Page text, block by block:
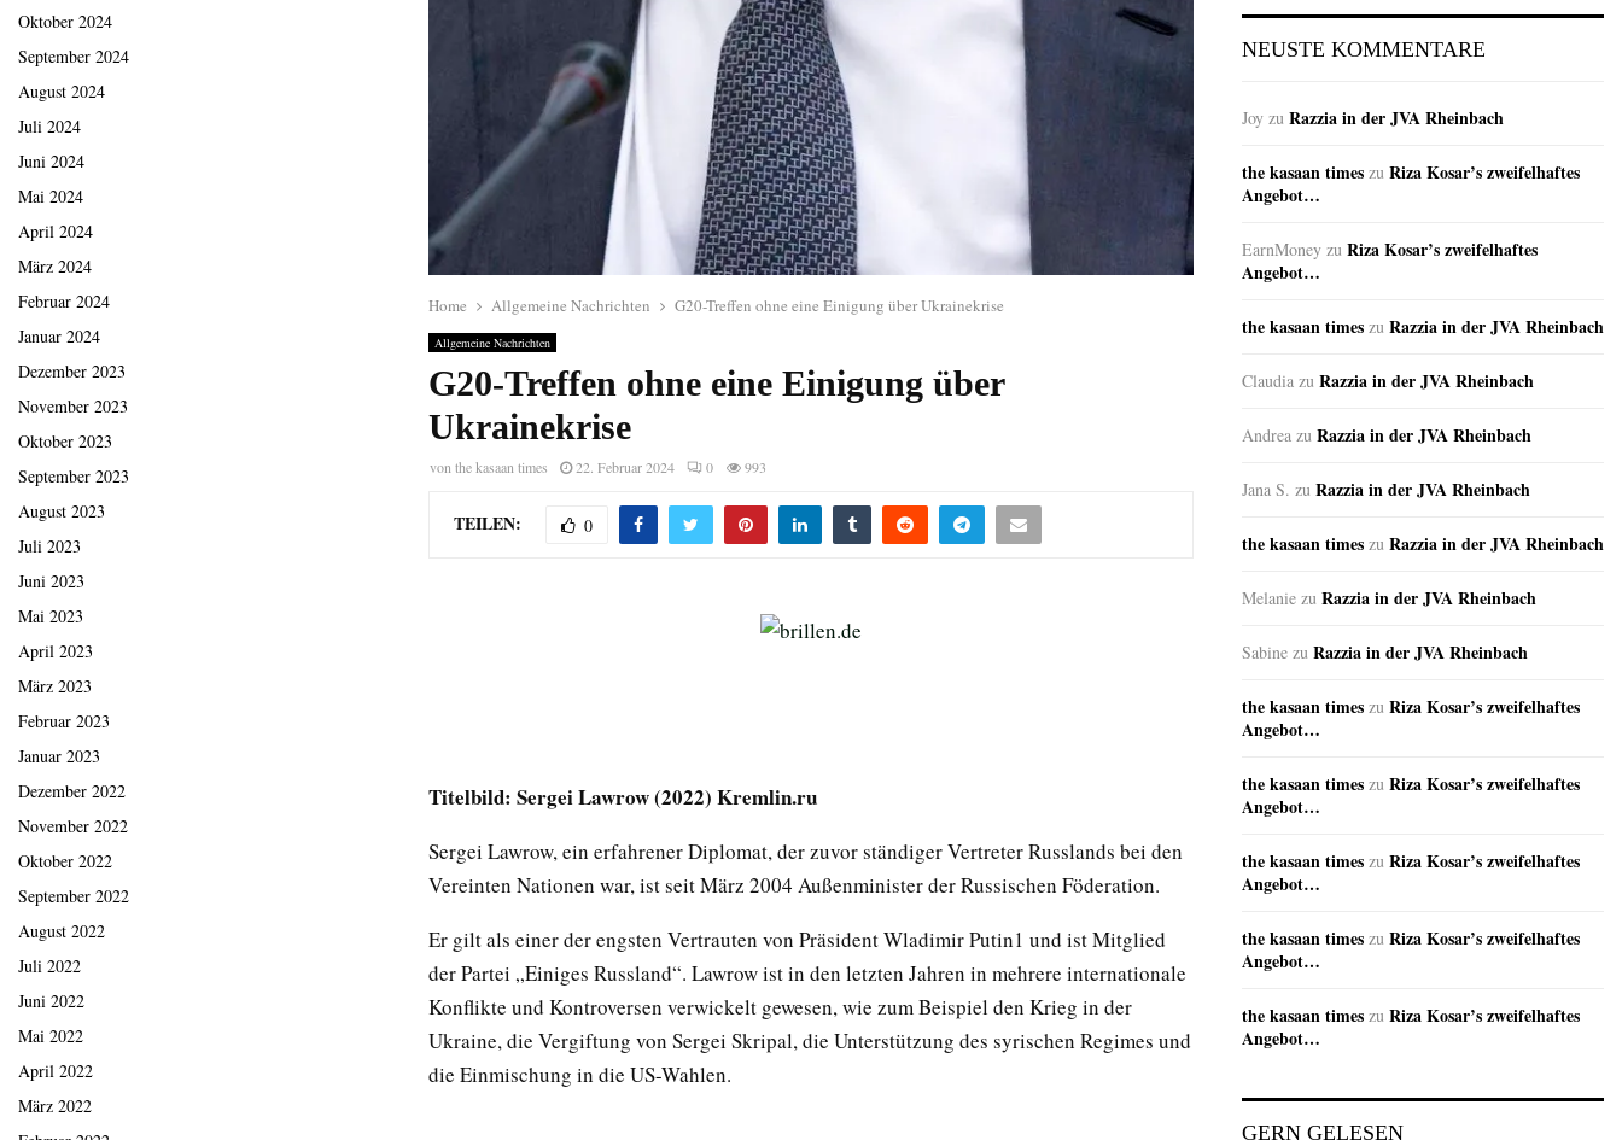
Home Allgemeine Nachrichten G20-Treffen ohne eine Einigung über Ukrainekrise
Allgemeine Nachrichten
G20-Treffen ohne eine Einigung über
Ukrainekrise
vonthe kasaan times 22. Februar 2024 0 993
TEILEN: 0
Titelbild: Sergei Lawrow (2022) Kremlin.ru
Sergei Lawrow, ein erfahrener Diplomat, der zuvor ständiger Vertreter Russlands bei den
Vereinten Nationen war, ist seit März 2004 Außenminister der Russischen Föderation.
Er gilt als einer der engsten Vertrauten von Präsident Wladimir Putin1 und ist Mitglied
der Partei „Einiges Russland“. Lawrow ist in den letzten Jahren in mehrere internationale
Konflikte und Kontroversen verwickelt gewesen, wie zum Beispiel den Krieg in der
Ukraine, die Vergiftung von Sergei Skripal, die Unterstützung des syrischen Regimes und
die Einmischung in die US-Wahlen.
Oktober 2024
September 2024
August 2024
Juli 2024
Juni 2024
Mai 2024
April 2024
März 2024
Februar 2024
Januar 2024
Dezember 2023
November 2023
Oktober 2023
September 2023
August 2023
Juli 2023
Juni 2023
Mai 2023
April 2023
März 2023
Februar 2023
Januar 2023
Dezember 2022
November 2022
Oktober 2022
September 2022
August 2022
Juli 2022
Juni 2022
Mai 2022
April 2022
März 2022
NEUSTE KOMMENTARE
Joy zu Razzia in der JVA Rheinbach
the kasaan times zu Riza Kosar’s zweifelhaftes
Angebot…
EarnMoney zu Riza Kosar’s zweifelhaftes
Angebot…
the kasaan times zu Razzia in der JVA Rheinbach
Claudia zu Razzia in der JVA Rheinbach
Andrea zu Razzia in der JVA Rheinbach
Jana S. zu Razzia in der JVA Rheinbach
the kasaan times zu Razzia in der JVA Rheinbach
Melanie zu Razzia in der JVA Rheinbach
Sabine zu Razzia in der JVA Rheinbach
the kasaan times zu Riza Kosar’s zweifelhaftes
Angebot…
the kasaan times zu Riza Kosar’s zweifelhaftes
Angebot…
the kasaan times zu Riza Kosar’s zweifelhaftes
Angebot…
the kasaan times zu Riza Kosar’s zweifelhaftes
Angebot…
the kasaan times zu Riza Kosar’s zweifelhaftes
Angebot…
GERN GELESEN